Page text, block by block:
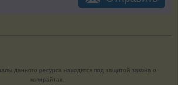
данного ресурса находятся под защитой закона о
копирайтах.